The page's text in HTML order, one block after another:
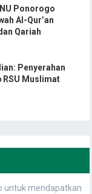
Ponorogo
Al-Qur’an
Qariah
Penyerahan
RSU Muslimat
untuk mendapatkan